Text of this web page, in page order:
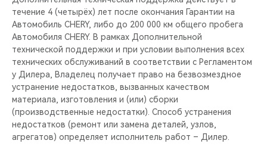
течение 4 (четырёх) лет после окончания Гарантии на
Автомобиль CHERY, либо до 200 000 км общего пробега
Автомобиля CHERY. В рамках Дополнительной
технической поддержки и при условии выполнения всех
технических обслуживаний в соответствии с Регламентом
у Дилера, Владелец получает право на безвозмездное
устранение недостатков, вызванных качеством
материала, изготовления и (или) сборки
(производственные недостатки). Способ устранения
недостатков (ремонт или замена деталей, узлов,
агрегатов) определяет исполнитель работ – Дилер.